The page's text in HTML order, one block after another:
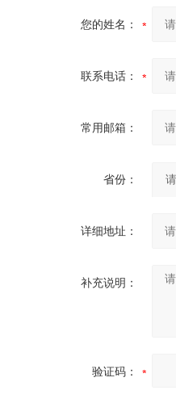
您的姓名：
联系电话：
常用邮箱：
省份：
详细地址：
补充说明：
验证码：